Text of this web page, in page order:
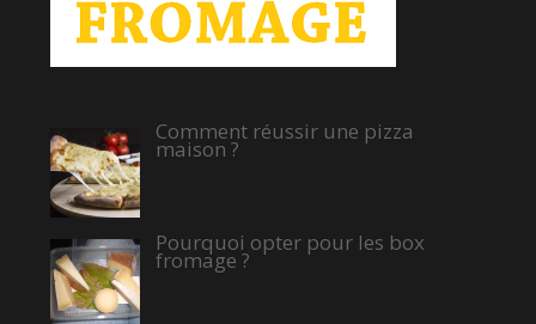
Comment réussir une pizza
maison ?
Pourquoi opter pour les box
fromage ?